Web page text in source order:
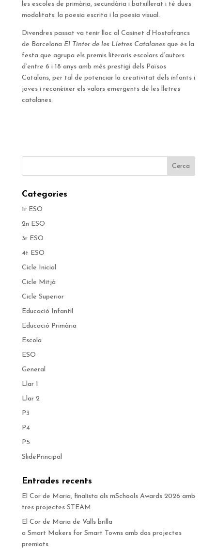
les escoles de primària, secundària i batxillerat i té dues
modalitats: la poesia escrita i la poesia visual.
Divendres passat va tenir lloc al Casinet d’Hostafrancs
de Barcelona El Tinter de les Lletres Catalanes que és la
festa que agrupa els premis literaris escolars d’autors
d’entre 6 i 18 anys amb més prestigi dels Països
Catalans, per tal de potenciar la creativitat dels infants i
joves i reconèixer els valors emergents de les lletres
catalanes.
Categories
1r ESO
2n ESO
3r ESO
4t ESO
Cicle Inicial
Cicle Mitjà
Cicle Superior
Educació Infantil
Educació Primària
Escola
ESO
General
Llar 1
Llar 2
P3
P4
P5
SlidePrincipal
Entrades recents
El Cor de Maria, finalista als mSchools Awards 2026 amb
tres projectes STEAM
El Cor de Maria de Valls brilla
a Smart Makers for Smart Towns amb dos projectes
premiats